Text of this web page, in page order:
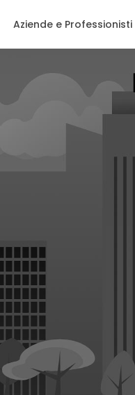
Aziende e Professionisti